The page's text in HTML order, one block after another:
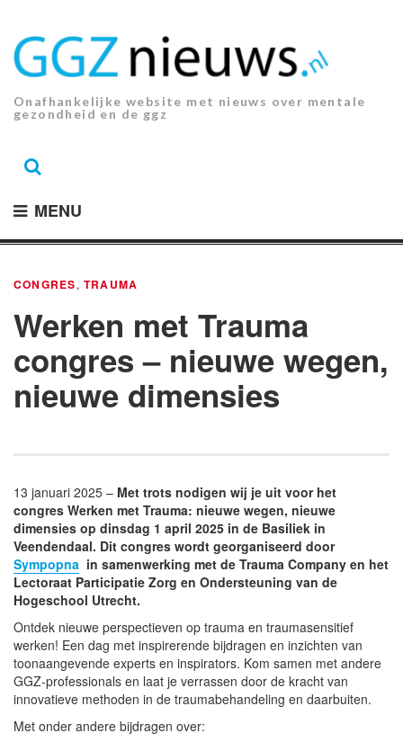
inhoud.
Onafhankelijke website met nieuws over mentale
gezondheid en de ggz
MENU
CONGRES, TRAUMA
Werken met Trauma
congres – nieuwe wegen,
nieuwe dimensies
13 januari 2025 – Met trots nodigen wij je uit voor het
congres Werken met Trauma: nieuwe wegen, nieuwe
dimensies op dinsdag 1 april 2025 in de Basiliek in
Veendendaal. Dit congres wordt georganiseerd door
Sympopna in samenwerking met de Trauma Company en het
Lectoraat Participatie Zorg en Ondersteuning van de
Hogeschool Utrecht.
Ontdek nieuwe perspectieven op trauma en traumasensitief
werken! Een dag met inspirerende bijdragen en inzichten van
toonaangevende experts en inspirators. Kom samen met andere
GGZ-professionals en laat je verrassen door de kracht van
innovatieve methoden in de traumabehandeling en daarbuiten.
Met onder andere bijdragen over: